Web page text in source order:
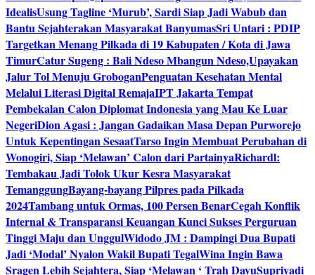
IdealisUsung Tagline ‘Murub’, Sardi Siap Jadi Wabub dan
Bantu Sejahterakan Masyarakat BanyumasSri Untari : PDIP
Targetkan Menang Pilkada di 19 Kabupaten / Kota di Jawa
TimurCatur Sugeng : Bali Ndeso Mbangun Ndeso,Upayakan
Jalur Tol Menuju GroboganPenguatan Kesehatan Mental
Melalui Literasi Digital RemajaIPT Jakarta Tempat
Pembekalan Calon Diplomat Indonesia yang Mau Ke Luar
NegeriDion Agasi : Jangan Gadaikan Masa Depan Purworejo
Untuk Kepentingan SesaatTarso Ingin Membuat Perubahan di
Wonogiri, Siap ‘Melawan’ Calon dari PartainyaRichardl:
Tembakau Jadi Tolok Ukur Kesra Masyarakat
TemanggungBayang-bayang Pilpres pada Pilkada
2024Tambang untuk Ormas, 100 Persen BenarCegah Konflik
Internal & Transparansi Keuangan Kunci Sukses Perguruan
Tinggi Maju dan UnggulWidodo JM : Dampingi Dua Bupati
Jadi ‘Modal’ Nyalon Wakil Bupati TegalWina Ingin Bawa
Sragen Lebih Sejahtera, Siap ‘Melawan ‘ Trah DayuSupriyadi